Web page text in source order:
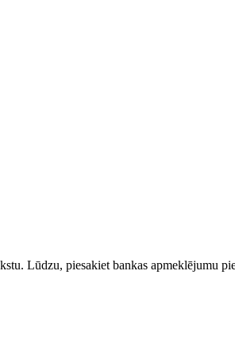
Lūdzu, piesakiet bankas apmeklējumu